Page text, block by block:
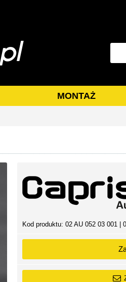
MONTAŻ
Kod produktu:02 AU 052 03 001 |